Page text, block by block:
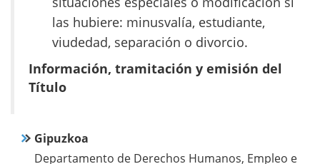
las hubiere: minusvalía, estudiante,
viudedad, separación o divorcio.
Información, tramitación y emisión del
Título
Gipuzkoa
Departamento de Derechos Humanos, Empleo e